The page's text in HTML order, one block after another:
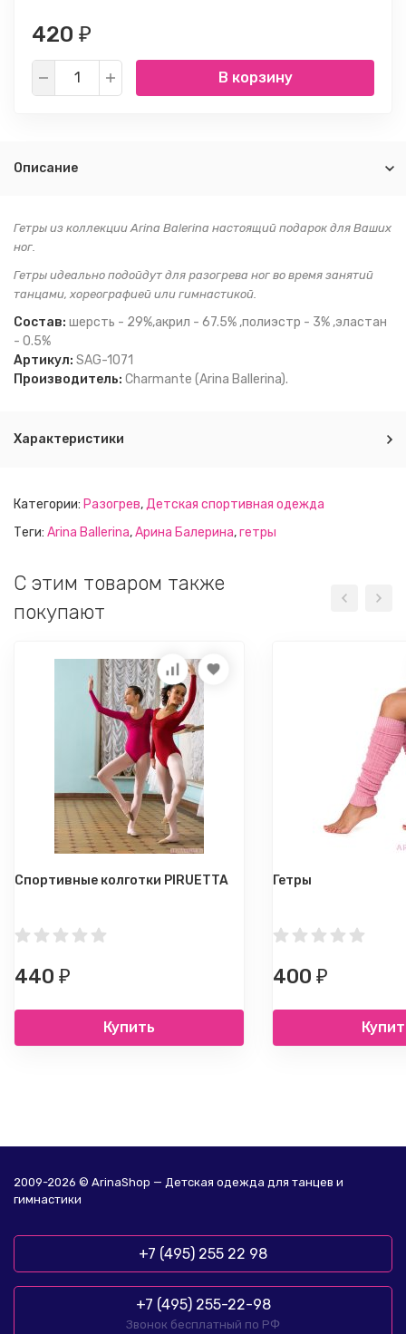
420 ₽
В корзину
Описание
Гетры из коллекции Arina Balerina настоящий подарок для Ваших
ног.
Гетры идеально подойдут для разогрева ног во время занятий
танцами, хореографией или гимнастикой.
Состав: шерсть - 29%,акрил - 67.5% ,полиэстр - 3% ,эластан
- 0.5%
Артикул: SAG-1071
Производитель: Charmante (Arina Ballerina).
Характеристики
Категории: Разогрев,Детская спортивная одежда
Теги: Arina Ballerina,Арина Балерина,гетры
C этим товаром также
покупают
Спортивные колготки PIRUETTA
440 ₽
Купить
Гетры
400 ₽
2009-2026 © ArinaShop — Детская одежда для танцев и
гимнастики
+7 (495) 255 22 98
+7 (495) 255-22-98
Звонок бесплатный по РФ